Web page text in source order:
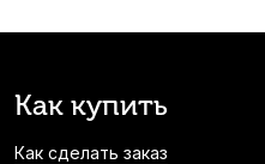
Как купить
Как сделать заказ